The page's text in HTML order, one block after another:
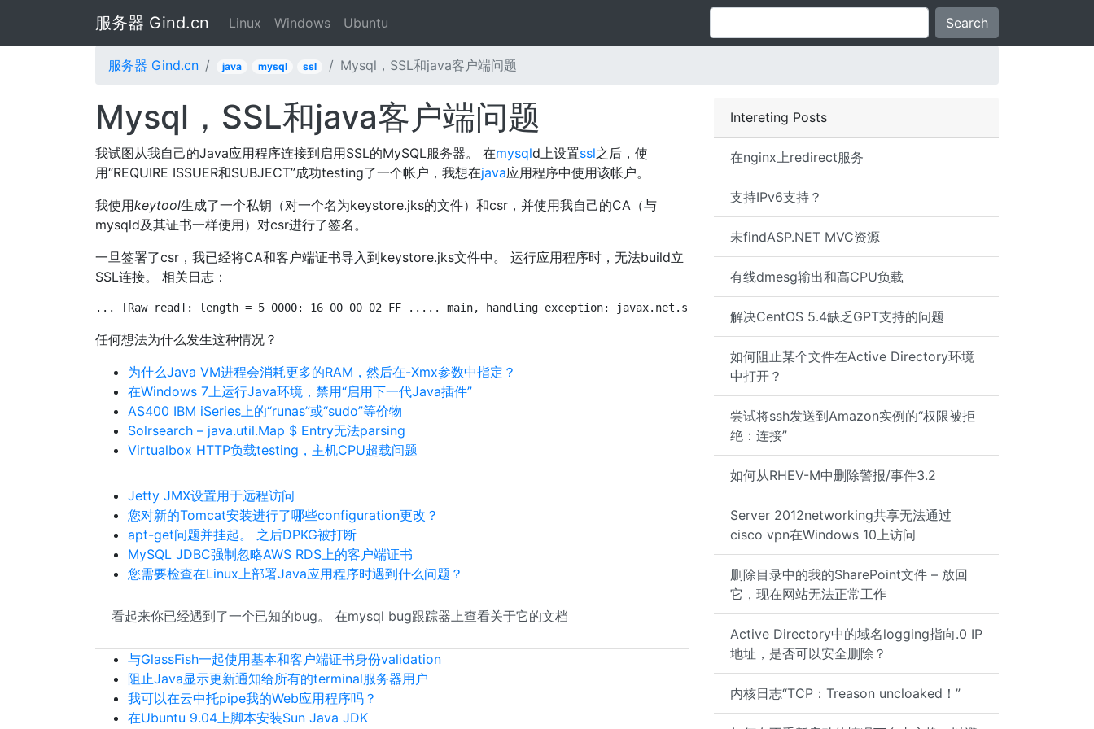
服务器 Gind.cn Linux Windows Ubuntu Search
服务器 Gind.cn java mysql ssl Mysql，SSL和java客户端问题
Intereting Posts
在nginx上redirect服务
支持IPv6支持？
未findASP.NET MVC资源
有线dmesg输出和高CPU负载
解决CentOS 5.4缺乏GPT支持的问题
如何阻止某个文件在Active Directory环境
中打开？
尝试将ssh发送到Amazon实例的“权限被拒
绝：连接”
如何从RHEV-M中删除警报/事件3.2
Server 2012networking共享无法通过
cisco vpn在Windows 10上访问
删除目录中的我的SharePoint文件 – 放回
它，现在网站无法正常工作
Active Directory中的域名logging指向.0 IP
地址，是否可以安全删除？
内核日志“TCP：Treason uncloaked！”
Mysql，SSL和java客户端问题
我试图从我自己的Java应用程序连接到启用SSL的MySQL服务器。 在mysqld上设置ssl之后，使
用“REQUIRE ISSUER和SUBJECT”成功testing了一个帐户，我想在java应用程序中使用该帐户。
我使用keytool生成了一个私钥（对一个名为keystore.jks的文件）​​和csr，并使用我自己的CA（与
mysqld及其证书一样使用）对csr进行了签名。
一旦签署了csr，我已经将CA和客户端证书导入到keystore.jks文件中。 运行应用程序时，无法build立
SSL连接。 相关日志：
... [Raw read]: length = 5 0000: 16 00 00 02 FF ..... main, handling exception: javax.net.ssl.SSLException: Unsupported record version Unknown-0.0
任何想法为什么发生这种情况？
为什么Java VM进程会消耗更多的RAM，然后在-Xmx参数中指定？
在Windows 7上运行Java环境，禁用“启用下一代Java插件”
AS400 IBM iSeries上的“runas”或“sudo”等价物
Solrsearch – java.util.Map $ Entry无法parsing
Virtualbox HTTP负载testing，主机CPU超载问题
Jetty JMX设置用于远程访问
您对新的Tomcat安装进行了哪些configuration更改？
apt-get问题并挂起。 之后DPKG被打断
MySQL JDBC强制忽略AWS RDS上的客户端证书
您需要检查在Linux上部署Java应用程序时遇到什么问题？
看起来你已经遇到了一个已知的bug。 在mysql bug跟踪器上查看关于它的文档
与GlassFish一起使用基本和客户端证书身份validation
阻止Java显示更新通知给所有的terminal服务器用户
我可以在云中托pipe我的Web应用程序吗？
在Ubuntu 9.04上脚本安装Sun Java JDK